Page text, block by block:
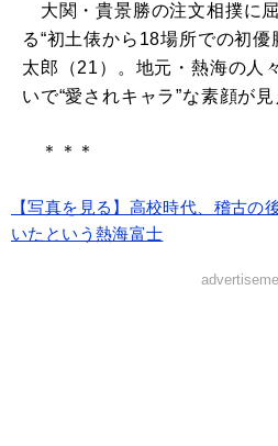
大関・貴景勝の注文相撲に
る“初土俵から18場所での初優
太郎（21）。地元・熱海の人
いで“愛されキャラ”な素顔が見
＊＊＊
【写真を見る】高校時代、稽古の
いたという熱海富士